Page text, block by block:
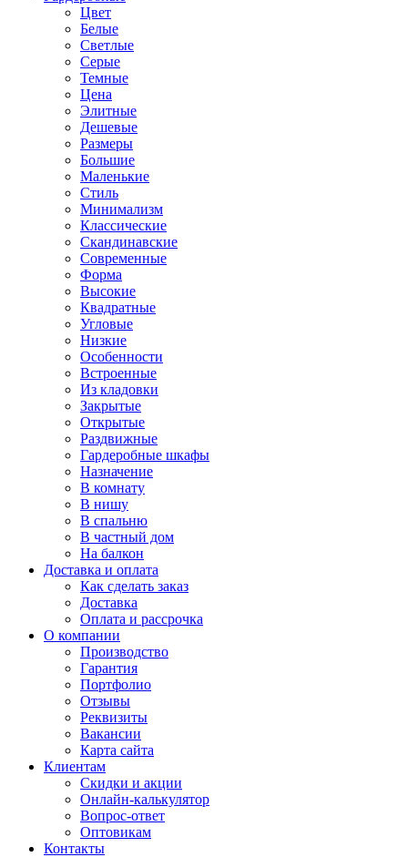
Цвет
Белые
Светлые
Серые
Темные
Цена
Элитные
Дешевые
Размеры
Большие
Маленькие
Стиль
Минимализм
Классические
Скандинавские
Современные
Форма
Высокие
Квадратные
Угловые
Низкие
Особенности
Встроенные
Из кладовки
Закрытые
Открытые
Раздвижные
Гардеробные шкафы
Назначение
В комнату
В нишу
В спальню
В частный дом
На балкон
Доставка и оплата
Как сделать заказ
Доставка
Оплата и рассрочка
О компании
Производство
Гарантия
Портфолио
Отзывы
Реквизиты
Вакансии
Карта сайта
Клиентам
Скидки и акции
Онлайн-калькулятор
Вопрос-ответ
Оптовикам
Контакты